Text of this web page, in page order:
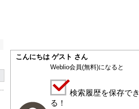
こんにちは ゲスト さん
Weblio会員(無料)になると
検索履歴を保存でき
る！